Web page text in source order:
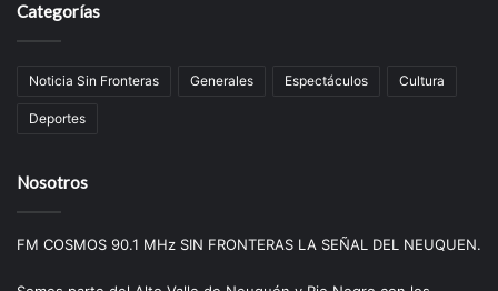
Categorías
Noticia Sin Fronteras Generales Espectáculos Cultura
Deportes
Nosotros
FM COSMOS 90.1 MHz SIN FRONTERAS LA SEÑAL DEL NEUQUEN.